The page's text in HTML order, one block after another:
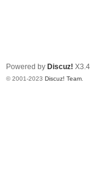
Powered by Discuz! X3.4
© 2001-2023 Discuz! Team